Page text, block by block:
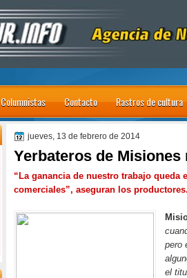
Columnistas Contacto Rastros de cultura
jueves, 13 de febrero de 2014
Yerbateros de
“La ganancia de nuestro trabajo queda
comerciales”, aseguran los productores.
pero
el